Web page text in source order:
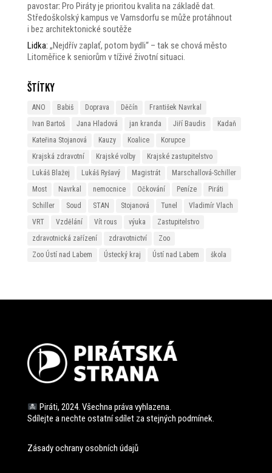
pavostar: Pro Piráty je prioritou kvalita na základě dat.
Středoškolský kampus ve Varnsdorfu se může protáhnout
i bez architektonické soutěže
Lidka: „Nejdřív zaplať, potom bydli“ – tak se chová město
Litoměřice k seniorům v tíživé životní situaci.
Štítky
ANO Babiš Doprava Děčín
František Navrkal
Ivan Bartoš
Jana Hladová jan kranda Jiří Baudis
Kadaň
Kateřina Stojanová
Kauzy Koalice
Korupce
Krajská zdravotní
Krajské volby
Krajské zastupitelstvo
Lukáš Blažej
Lukáš Ryšavý Magistrát
Marschallová-Schiller
Most
Navrkal nemocnice Očkování Peníze
Piráti
Schiller
Soud STAN Stojanová Tunel
Vladimír Vlach
VRT
Vzdělání Vít rous výuka
Zastupitelstvo
zdravotnická zařízení
zdravotnictví
Zoo
Zoo Ústí nad Labem
Ústecký kraj Ústí nad Labem škola
Piráti, 2024. Všechna práva vyhlazena.
Sdílejte a nechte ostatní sdílet za stejných podmínek.
Zásady ochrany osobních údajů